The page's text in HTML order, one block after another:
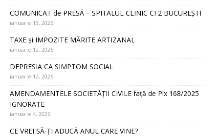
COMUNICAT de PRESĂ – SPITALUL CLINIC CF2 BUCUREȘTI
ianuarie 13, 2026
TAXE și IMPOZITE MĂRITE ARTIZANAL
ianuarie 12, 2026
DEPRESIA CA SIMPTOM SOCIAL
ianuarie 12, 2026
AMENDAMENTELE SOCIETĂȚII CIVILE față de Plx 168/2025
IGNORATE
ianuarie 4, 2026
CE VREI SĂ-ȚI ADUCĂ ANUL CARE VINE?